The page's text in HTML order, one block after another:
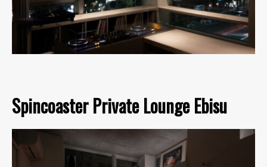
Spincoaster Private Lounge Ebisu